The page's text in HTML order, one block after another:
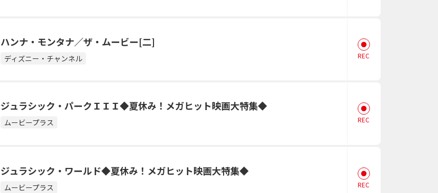
ハンナ・モンタナ／ザ・ムービー[二]
ディズニー・チャンネル REC
ジュラシック・パークＩＩＩ◆夏休み！メガヒット映画大特集◆
ムービープラス REC
ジュラシック・ワールド◆夏休み！メガヒット映画大特集◆
ムービープラス REC